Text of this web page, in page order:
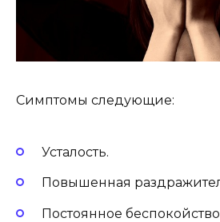
Симптомы следующие:
Усталость.
Повышенная
Постоянное